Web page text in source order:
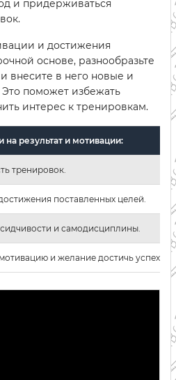
и придерживаться
и достижения
основе, разнообразьте
внесите в него новые и
поможет избежать
интерес к тренировкам.
результат и мотивации:
тренировок.
поставленных целей.
и самодисциплины.
и желание достичь успеха.